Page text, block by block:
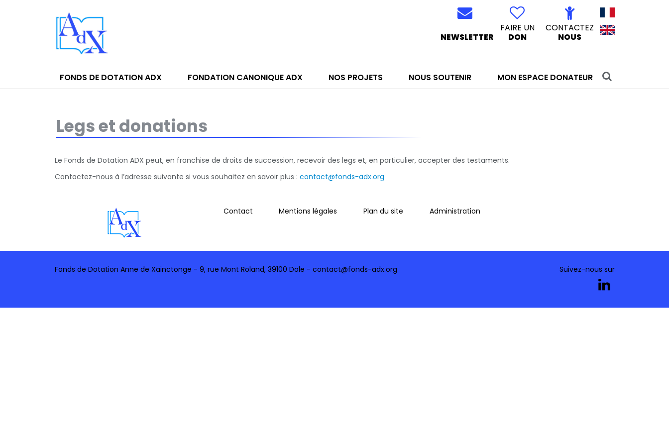
NEWSLETTER
FAIRE UN
DON
CONTACTEZ
NOUS
FONDS DE DOTATION ADX FONDATION CANONIQUE ADX NOS PROJETS NOUS SOUTENIR MON ESPACE DONATEUR
Legs et donations
Le Fonds de Dotation ADX peut, en franchise de droits de succession, recevoir des legs et, en particulier, accepter des testaments.
Contactez-nous à l’adresse suivante si vous souhaitez en savoir plus : contact@fonds-adx.org
Contact Mentions légales Plan du site Administration
Fonds de Dotation Anne de Xainctonge - 9, rue Mont Roland, 39100 Dole - contact@fonds-adx.org Suivez-nous sur